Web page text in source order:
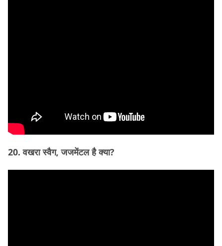
20. वखरा स्वैग, जजमेंटल है क्या?